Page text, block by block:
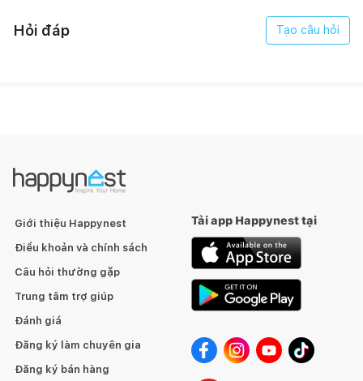
Hỏi đáp Tạo câu hỏi
Giới thiệu Happynest
Điều khoản và chính sách
Câu hỏi thường gặp
Trung tâm trợ giúp
Đánh giá
Đăng ký làm chuyên gia
Đăng ký bán hàng
Tải app Happynest tại